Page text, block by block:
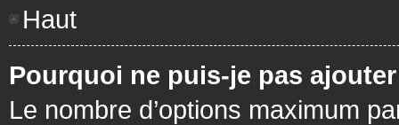
Haut
Pourquoi ne puis-je pas
Le nombre d’options maximum